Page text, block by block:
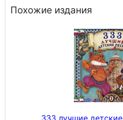
Похожие издания